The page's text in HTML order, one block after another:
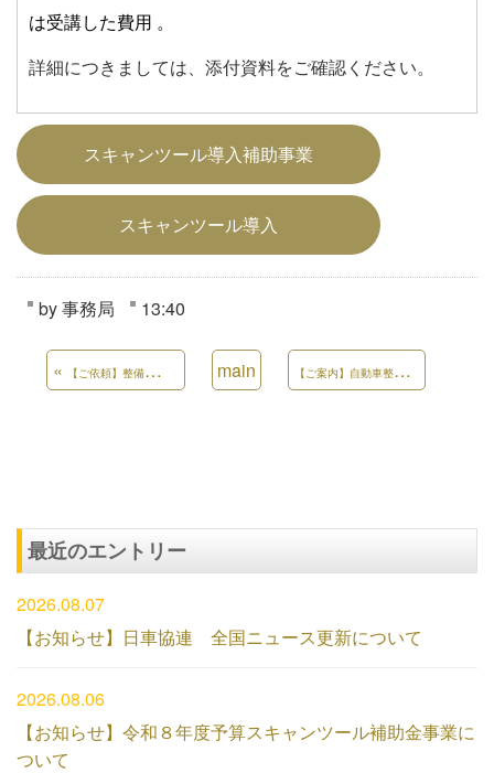
は受講した費用 。
詳細につきましては、添付資料をご確認ください。
スキャンツール導入補助事業
スキャンツール導入
by事務局 13:40
« 【ご依頼】整備マニュアル等の提供に係る実態調査（令和７年度お困りごと調査）について main 【
ご案内】自動車整備業賠償共済保険について
最近のエントリー
2026.08.07
【お知らせ】日車協連 全国ニュース更新について
2026.08.06
【お知らせ】令和８年度予算スキャンツール補助金事業に
ついて